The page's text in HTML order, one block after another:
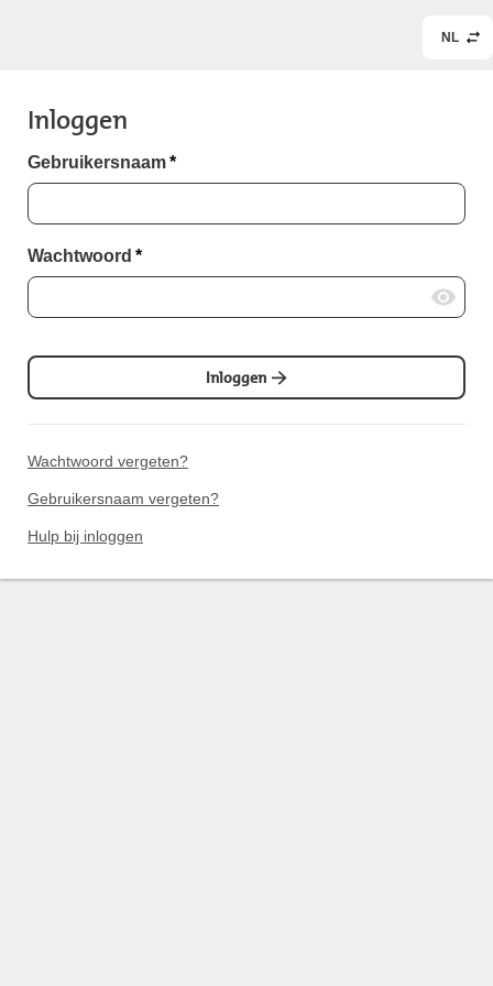
NL
Inloggen
Gebruikersnaam*
Wachtwoord *
Inloggen
Wachtwoord vergeten?
Gebruikersnaam vergeten?
Hulp bij inloggen